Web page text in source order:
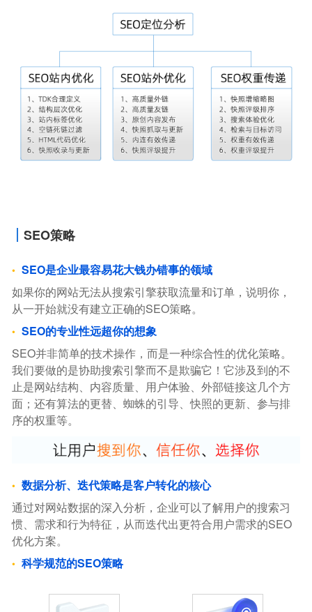
SEO策略
SEO是企业最容易花大钱办错事的领域
如果你的网站无法从搜索引擎获取流量和订单，说明你，
从一开始就没有建立正确的SEO策略。
SEO的专业性远超你的想象
SEO并非简单的技术操作，而是一种综合性的优化策略。
我们要做的是协助搜索引擎而不是欺骗它！它涉及到的不
止是网站结构、内容质量、用户体验、外部链接这几个方
面；还有算法的更替、蜘蛛的引导、快照的更新、参与排
序的权重等。
数据分析、迭代策略是客户转化的核心
通过对网站数据的深入分析，企业可以了解用户的搜索习
惯、需求和行为特征，从而迭代出更符合用户需求的SEO
优化方案。
科学规范的SEO策略